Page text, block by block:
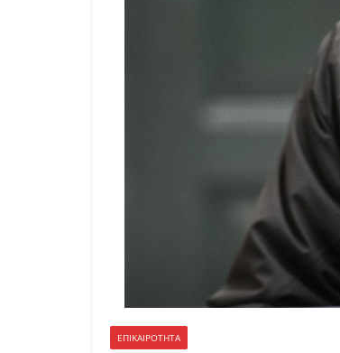
ΕΠΙΚΑΙΡΟΤΗΤΑ